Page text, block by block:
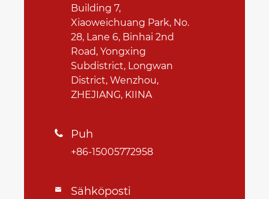
Building 7,
Xiaoweichuang Park, No.
28, Lane 6, Binhai 2nd
Road, Yongxing
Subdistrict, Longwan
District, Wenzhou,
ZHEJIANG, KIINA
 Puh
+86-15005772958
 Sähköposti